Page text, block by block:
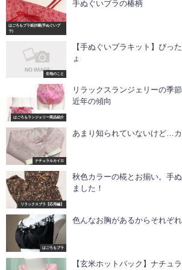
はごろもブラ姫沙羅(手ぬぐいブ
ラ)
手ぬぐいブラの椿柄
生地のこと
【手ぬぐいブラキット】ぴっ
ょ
はごろもランジェリー商品紹介
リラックスランジェリーの季
近年の傾向
ナチュラルカイロ
あまり知られていないけど…
リラックスブラ【応用編】
秋色カラーの椛とお揃い。手
ました！
はごろもブラ
色んなお胸があるからそれぞ
【玄米ホットパック】ナチュ